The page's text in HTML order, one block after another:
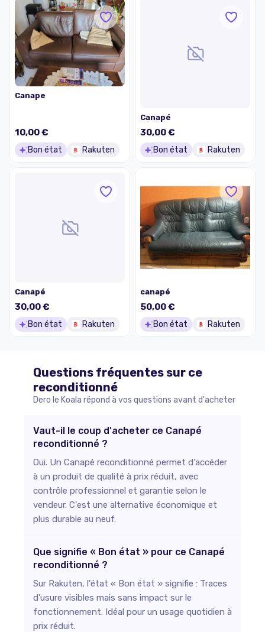
Canape
10,00 €
Bon état Rakuten
Canapé
30,00 €
Bon état Rakuten
Canapé
30,00 €
Bon état Rakuten
canapé
50,00 €
Bon état Rakuten
Questions fréquentes sur ce
reconditionné
Dero le Koala répond à vos questions avant d'acheter
Vaut-il le coup d'acheter ce Canapé
reconditionné ?
Oui. Un Canapé reconditionné permet d'accéder
à un produit de qualité à prix réduit, avec
contrôle professionnel et garantie selon le
vendeur. C'est une alternative économique et
plus durable au neuf.
Que signifie « Bon état » pour ce Canapé
reconditionné ?
Sur Rakuten, l'état « Bon état » signifie : Traces
d'usure visibles mais sans impact sur le
fonctionnement. Idéal pour un usage quotidien à
prix réduit.